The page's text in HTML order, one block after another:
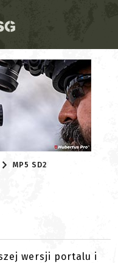
MP5 SD2
wersji portalu i